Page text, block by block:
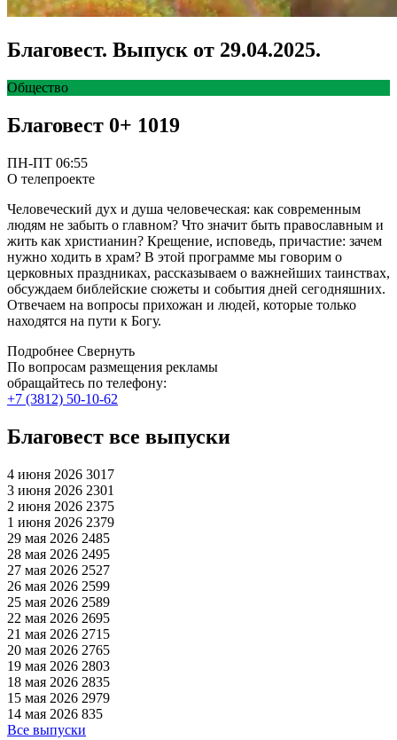
Благовест. Выпуск от 29.04.2025.
Общество
Благовест 0+ 1019
ПН-ПТ 06:55
О телепроекте
Человеческий дух и душа человеческая: как современным
людям не забыть о главном? Что значит быть православным и
жить как христианин? Крещение, исповедь, причастие: зачем
нужно ходить в храм? В этой программе мы говорим о
церковных праздниках, рассказываем о важнейших таинствах,
обсуждаем библейские сюжеты и события дней сегодняшних.
Отвечаем на вопросы прихожан и людей, которые только
находятся на пути к Богу.
Подробнее Свернуть
По вопросам размещения рекламы
обращайтесь по телефону:
+7 (3812) 50-10-62
Благовест все выпуски
4 июня 2026 3017
3 июня 2026 2301
2 июня 2026 2375
1 июня 2026 2379
29 мая 2026 2485
28 мая 2026 2495
27 мая 2026 2527
26 мая 2026 2599
25 мая 2026 2589
22 мая 2026 2695
21 мая 2026 2715
20 мая 2026 2765
19 мая 2026 2803
18 мая 2026 2835
15 мая 2026 2979
14 мая 2026 835
Все выпуски